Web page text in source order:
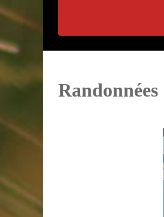
Randonnées